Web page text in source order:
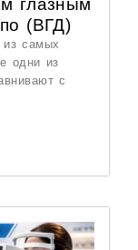
глазным
(ВГД)
из самых
одни из
с